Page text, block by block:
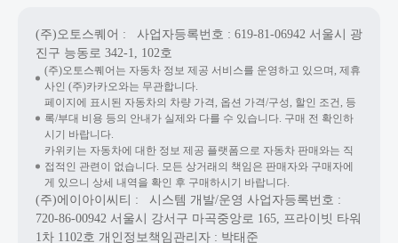
(주)오토스퀘어 : 사업자등록번호 : 619-81-06942 서울시 광
진구 능동로 342-1, 102호
(주)오토스퀘어는 자동차 정보 제공 서비스를 운영하고 있으며, 제휴
사인 (주)카카오와는 무관합니다.
페이지에 표시된 자동차의 차량 가격, 옵션 가격/구성, 할인 조건, 등
록/부대 비용 등의 안내가 실제와 다를 수 있습니다. 구매 전 확인하
시기 바랍니다.
카위키는 자동차에 대한 정보 제공 플랫폼으로 자동차 판매와는 직
접적인 관련이 없습니다. 모든 상거래의 책임은 판매자와 구매자에
게 있으니 상세 내역을 확인 후 구매하시기 바랍니다.
(주)에이아이씨티 : 시스템 개발/운영 사업자등록번호 :
720-86-00942 서울시 강서구 마곡중앙로 165, 프라이빗 타워
1차 1102호 개인정보책임관리자 : 박태준